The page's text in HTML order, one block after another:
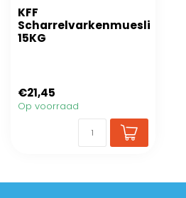
KFF
Scharrelvarkenmuesli
15KG
€21,45
Op voorraad